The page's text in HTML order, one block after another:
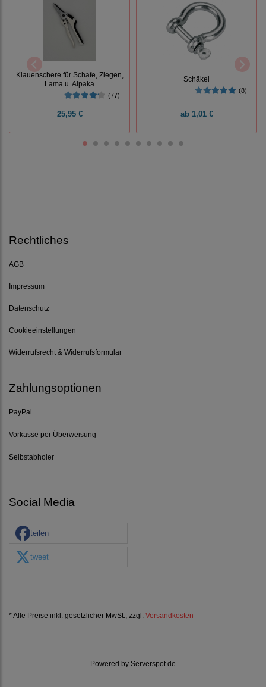
Klauenschere für Schafe, Ziegen,
Lama u. Alpaka
(77)
25,95 €
Schäkel
(8)
ab1,01 €
Rechtliches
AGB
Impressum
Datenschutz
Cookieeinstellungen
Widerrufsrecht & Widerrufsformular
Zahlungsoptionen
PayPal
Vorkasse per Überweisung
Selbstabholer
Social Media
teilen
tweet
* Alle Preise inkl. gesetzlicher MwSt., zzgl. Versandkosten
Powered by Serverspot.de